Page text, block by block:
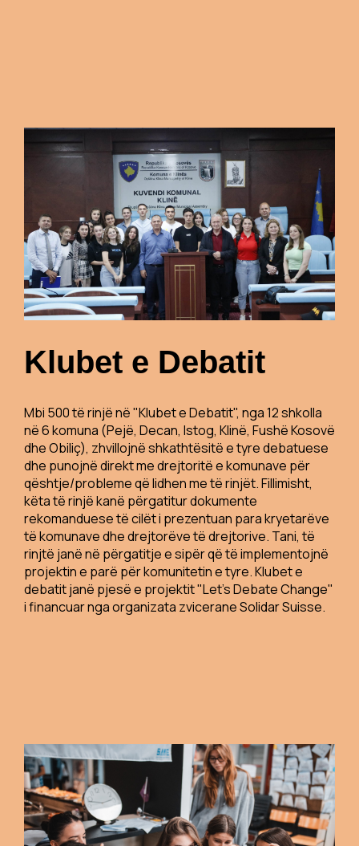
Klubet e Debatit
Mbi 500 të rinjë në "Klubet e Debatit", nga 12 shkolla
në 6 komuna (Pejë, Decan, Istog, Klinë, Fushë Kosovë
dhe Obiliç), zhvillojnë shkathtësitë e tyre debatuese
dhe punojnë direkt me drejtoritë e komunave për
qështje/probleme që lidhen me të rinjët. Fillimisht,
këta të rinjë kanë përgatitur dokumente
rekomanduese të cilët i prezentuan para kryetarëve
të komunave dhe drejtorëve të drejtorive. Tani, të
rinjtë janë në përgatitje e sipër që të implementojnë
projektin e parë për komunitetin e tyre. Klubet e
debatit janë pjesë e projektit "Let's Debate Change"
i financuar nga organizata zvicerane Solidar Suisse.